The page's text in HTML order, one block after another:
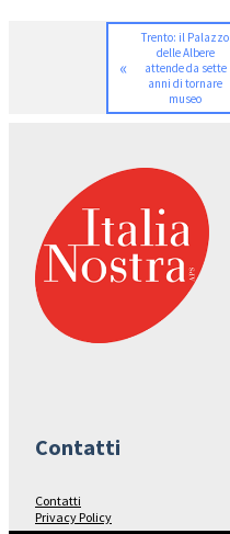
«
Trento: il Palazzo
delle Albere
attende da sette
anni di tornare
museo
Contatti
Contatti
Privacy Policy